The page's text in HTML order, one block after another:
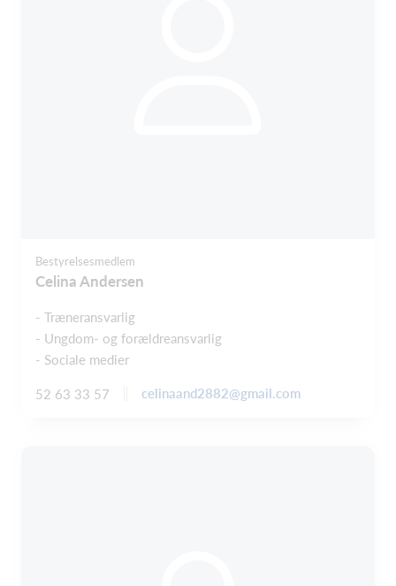
Bestyrelsesmedlem
Celina Andersen
- Træneransvarlig
- Ungdom- og forældreansvarlig
- Sociale medier
52 63 33 57 celinaand2882@gmail.com